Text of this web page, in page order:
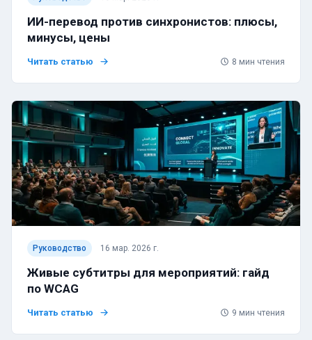
ИИ-перевод против синхронистов: плюсы,
минусы, цены
Читать статью 8 мин чтения
Руководство 16 мар. 2026 г.
Живые субтитры для мероприятий: гайд
по WCAG
Читать статью 9 мин чтения